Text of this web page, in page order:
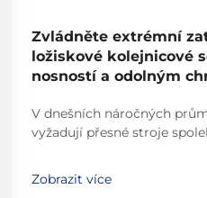
Zvládněte extrémní
ložiskové kolejnicové
nosností a odolným
V dnešních náročných
vyžadují přesné stroje
zachovají hladký chod.
kolejnicí tvoří základ
Zobrazit více